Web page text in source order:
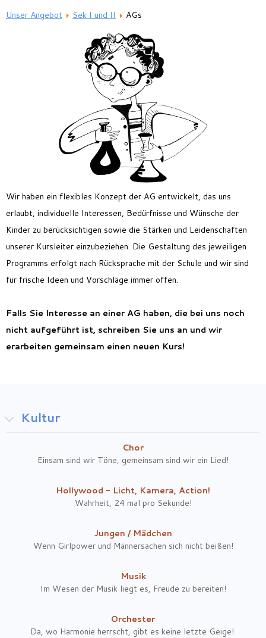
Jobs
Kontakt
Unser Angebot Sek I und II AGs
Wir haben ein flexibles Konzept der AG entwickelt, das uns
erlaubt, individuelle Interessen, Bedürfnisse und Wünsche der
Kinder zu berücksichtigen sowie die Stärken und Leidenschaften
unserer Kursleiter einzubeziehen. Die Gestaltung des jeweiligen
Programms erfolgt nach Rücksprache mit der Schule und wir sind
für frische Ideen und Vorschläge immer offen.
Falls Sie Interesse an einer AG haben, die bei uns noch
nicht aufgeführt ist, schreiben Sie uns an und wir
erarbeiten gemeinsam einen neuen Kurs!
Kultur
Chor
Einsam sind wir Töne, gemeinsam sind wir ein Lied!
Hollywood - Licht, Kamera, Action!
Wahrheit, 24 mal pro Sekunde!
Jungen / Mädchen
Wenn Girlpower und Männersachen sich nicht beißen!
Musik
Im Wesen der Musik liegt es, Freude zu bereiten!
Orchester
Da, wo Harmonie herrscht, gibt es keine letzte Geige!